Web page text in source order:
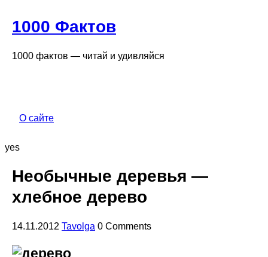
1000 Фактов
1000 фактов — читай и удивляйся
О сайте
yes
Необычные деревья —
хлебное дерево
14.11.2012 Tavolga 0 Comments